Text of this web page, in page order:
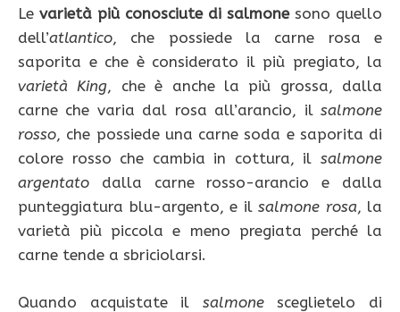
Le varietà più conosciute di salmonesono quello
dell’atlantico, che possiede la carne rosa e
saporita e che è considerato il più pregiato, la
varietà King, che è anche la più grossa, dalla
carne che varia dal rosa all’arancio, il salmone
rosso, che possiede una carne soda e saporita di
colore rosso che cambia in cottura, il salmone
argentato dalla carne rosso-arancio e dalla
punteggiatura blu-argento, e il salmone rosa, la
varietà più piccola e meno pregiata perché la
carne tende a sbriciolarsi.
Quando acquistate il salmonesceglietelo di